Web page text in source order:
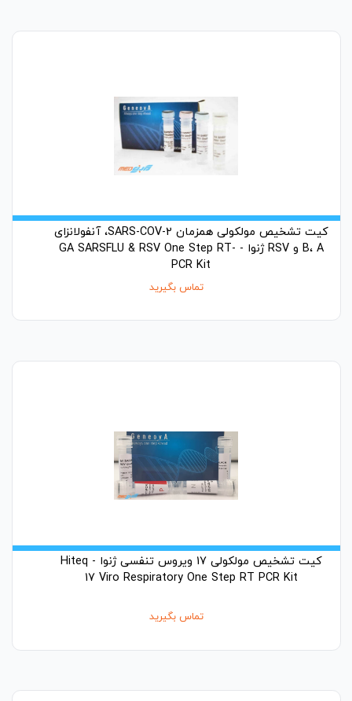
کیت تشخیص مولکولی همزمان SARS-COV-2، آنفولانزای
B، A و RSV ژنوا - GA SARSFLU & RSV One Step RT-
PCR Kit
تماس بگیرید
کیت تشخیص مولکولی 17 ویروس تنفسی ژنوا - Hiteq
17 Viro Respiratory One Step RT PCR Kit
تماس بگیرید